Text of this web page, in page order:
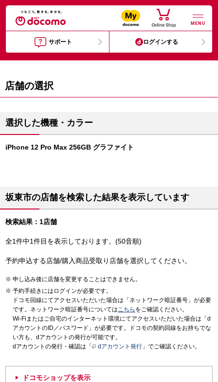
MENU
サポート ログインする
店舗の選択
選択した機種・カラー
iPhone 12 Pro Max 256GB グラファイト
坂東市の店舗を検索した結果を表示しています
検索結果：1店舗
全1件中1件目を表示しております。(50音順)
予約申込する店舗/購入商品受取り店舗を選択してください。
申し込み後に店舗を変更することはできません。
予約手続きにはログインが必要です。
ドコモ回線にてアクセスいただいた場合は「ネットワーク暗証番号」が必要
です。ネットワーク暗証番号についてはこちら をご確認ください。
Wi-Fiまたはご自宅のインターネット環境にてアクセスいただいた場合は「d
アカウントのID／パスワード」が必要です。ドコモの契約回線をお持ちでな
い方も、dアカウントの発行が可能です。
dアカウントの発行・確認は「
dアカウント発行 」でご確認ください。
ドコモショップを表示